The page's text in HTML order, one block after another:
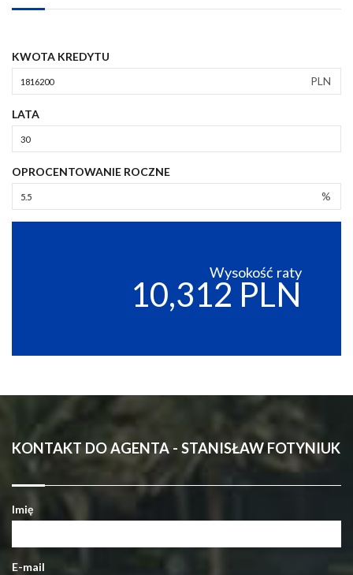
KWOTA KREDYTU
PLN
LATA
OPROCENTOWANIE ROCZNE
%
Wysokość raty
10,312 PLN
KONTAKT DO AGENTA - STANISŁAW FOTYNIUK
Imię
E-mail